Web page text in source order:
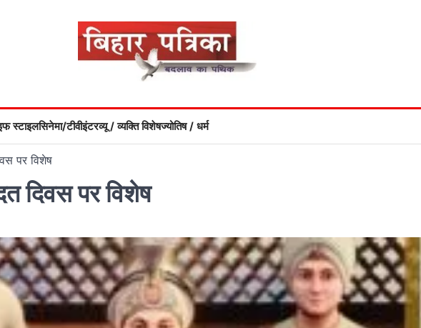
स्टाइलसिनेमा/टीवीइंटरव्यू / व्यक्ति विशेषज्योतिष / धर्म
पर विशेष
दिवस पर विशेष